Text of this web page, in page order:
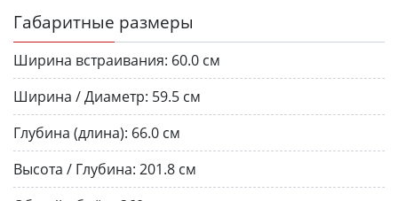
Габаритные размеры
Ширина встраивания: 60.0 см
Ширина / Диаметр: 59.5 см
Глубина (длина): 66.0 см
Высота / Глубина: 201.8 см